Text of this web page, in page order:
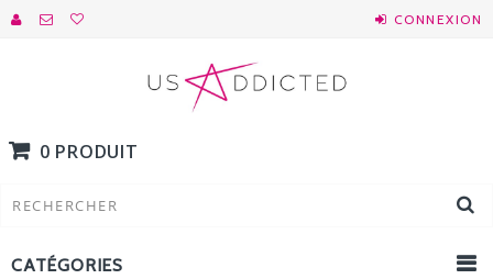
CONNEXION
0 PRODUIT
CATÉGORIES